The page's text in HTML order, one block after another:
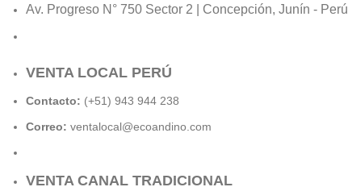
Av. Progreso N° 750 Sector 2 | Concepción, Junín - Perú
VENTA LOCAL PERÚ
Contacto: (+51) 943 944 238
Correo: ventalocal@ecoandino.com
VENTA CANAL TRADICIONAL